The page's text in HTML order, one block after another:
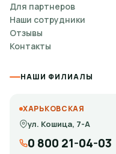
Для партнеров
Наши сотрудники
Отзывы
Контакты
НАШИ ФИЛИАЛЫ
ХАРЬКОВСКАЯ
ул. Кошица, 7-А
0 800 21-04-03